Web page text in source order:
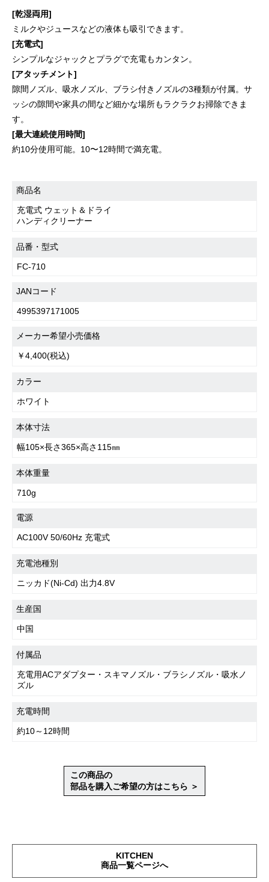
[乾湿両用]
ミルクやジュースなどの液体も吸引できます。
[充電式]
シンプルなジャックとプラグで充電もカンタン。
[アタッチメント]
隙間ノズル、吸水ノズル、ブラシ付きノズルの3種類が付属。サ
ッシの隙間や家具の間など細かな場所もラクラクお掃除できま
す。
[最大連続使用時間]
約10分使用可能。10〜12時間で満充電。
商品名
充電式 ウェット＆ドライ
ハンディクリーナー
品番・型式
FC-710
JANコード
4995397171005
メーカー希望小売価格
￥4,400(税込)
カラー
ホワイト
本体寸法
幅105×長さ365×高さ115㎜
本体重量
710g
電源
AC100V 50/60Hz 充電式
充電池種別
ニッカド(Ni-Cd) 出力4.8V
生産国
中国
付属品
充電用ACアダプター・スキマノズル・ブラシノズル・吸水ノ
ズル
充電時間
約10～12時間
この商品の
部品を購入ご希望の方はこちら ＞
KITCHEN
商品一覧ページへ